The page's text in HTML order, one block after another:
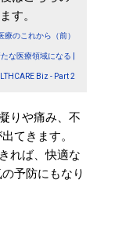
す。
のこれから（前）
な医療領域になる |
Biz - Part 2
りや痛み、不
てきます。
れば、快適な
予防にもなり